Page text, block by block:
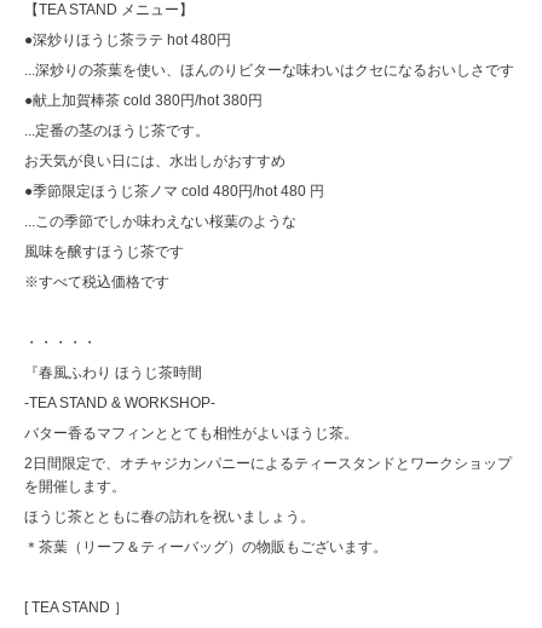
【TEA STAND メニュー】
●深炒りほうじ茶ラテ hot 480円
...深炒りの茶葉を使い、ほんのりビターな味わいはクセになるおいしさです
●献上加賀棒茶 cold 380円/hot 380円
...定番の茎のほうじ茶です。
お天気が良い日には、水出しがおすすめ
●季節限定ほうじ茶ノマ cold 480円/hot 480 円
...この季節でしか味わえない桜葉のような
風味を醸すほうじ茶です
※すべて税込価格です
・・・・・
『春風ふわり ほうじ茶時間
-TEA STAND & WORKSHOP-
バター香るマフィンととても相性がよいほうじ茶。
2日間限定で、オチャジカンパニーによるティースタンドとワークショップ
を開催します。
ほうじ茶とともに春の訪れを祝いましょう。
＊茶葉（リーフ＆ティーバッグ）の物販もございます。
[ TEA STAND ］